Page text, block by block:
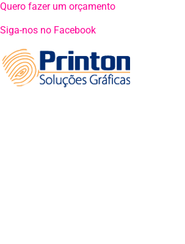
Quero fazer um orçamento
Siga-nos no Facebook